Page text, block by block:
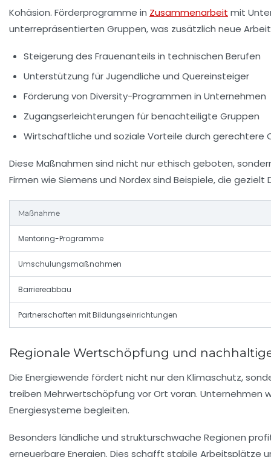
Kohäsion. Förderprogramme in Zusammenarbeit mit
unterrepräsentierten Gruppen, was zusätzlich neue
Steigerung des Frauenanteils in technischen Berufen
Unterstützung für Jugendliche und Quereinsteiger
Förderung von Diversity-Programmen in Unternehmen
Zugangserleichterungen für benachteiligte Gruppen
Wirtschaftliche und soziale Vorteile durch gerechtere
Diese Maßnahmen sind nicht nur ethisch geboten,
Firmen wie Siemens und Nordex sind Beispiele, die
Maßnahme
Mentoring-Programme
Umschulungsmaßnahmen
Barriereabbau
Partnerschaften mit Bildungseinrichtungen
Regionale Wertschöpfung und
Die Energiewende fördert nicht nur den Klimaschutz,
treiben Mehrwertschöpfung vor Ort voran. Unternehmen
Energiesysteme begleiten.
Besonders ländliche und strukturschwache Regionen
erneuerbare Energien. Dies schafft stabile Arbeitsplätze